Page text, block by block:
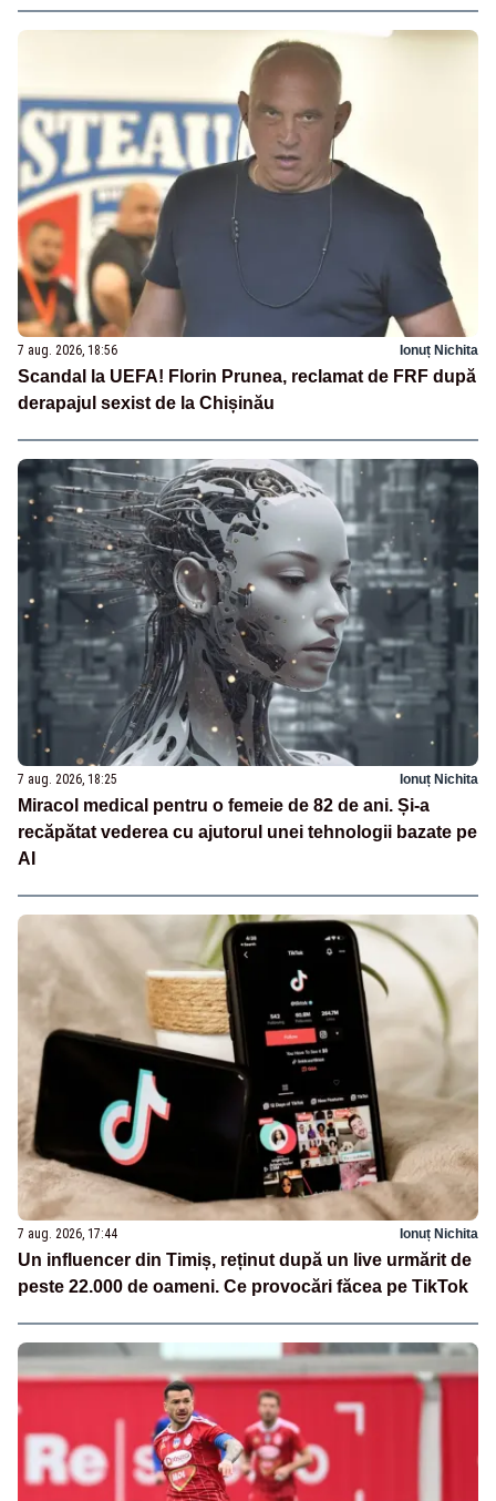
7 aug. 2026, 18:56 Ionuț Nichita
Scandal la UEFA! Florin Prunea, reclamat de FRF după
derapajul sexist de la Chișinău
7 aug. 2026, 18:25 Ionuț Nichita
Miracol medical pentru o femeie de 82 de ani. Și-a
recăpătat vederea cu ajutorul unei tehnologii bazate pe
AI
7 aug. 2026, 17:44 Ionuț Nichita
Un influencer din Timiș, reținut după un live urmărit de
peste 22.000 de oameni. Ce provocări făcea pe TikTok